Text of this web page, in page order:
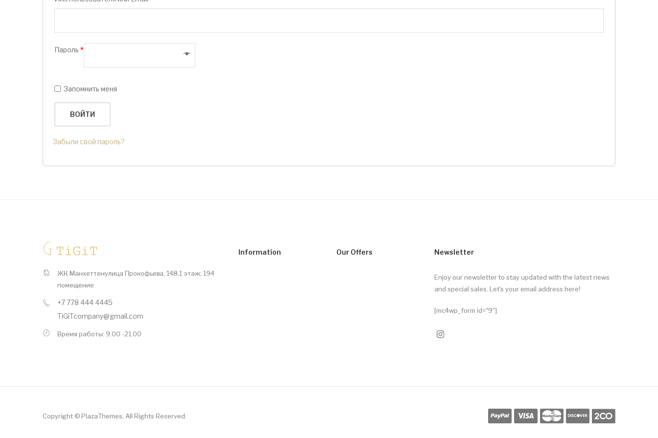
Пароль *
Запомнить меня
ВОЙТИ
Забыли свой пароль?
ЖК Манхеттен​улица Прокофьева, 148, ​1 этаж; 194
помещение
+7 778 444 4445
TiGiTcompany@gmail.com
Время работы: 9.00 -21.00
Information Our Offers Newsletter
Enjoy our newsletter to stay updated with the latest news
and special sales. Let's your email address here!
[mc4wp_form id="9"]
Copyright © PlazaThemes. All Rights Reserved.